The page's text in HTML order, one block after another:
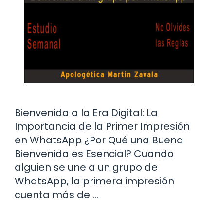
Bienvenida a la Era Digital: La
Importancia de la Primer Impresión
en WhatsApp ¿Por Qué una Buena
Bienvenida es Esencial? Cuando
alguien se une a un grupo de
WhatsApp, la primera impresión
cuenta más de …